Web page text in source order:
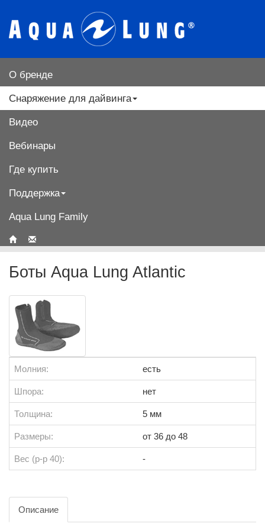
О бренде
Снаряжение для дайвинга
Видео
Вебинары
Где купить
Поддержка
Aqua Lung Family
Боты Aqua Lung Atlantic
Молния: есть
Шпора: нет
Толщина: 5 мм
Размеры: от 36 до 48
Вес (р-р 40): -
Описание